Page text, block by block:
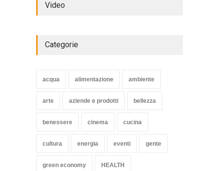
HEALTH 15 Novembre 2014
Video
Categorie
acqua alimentazione ambiente
arte aziende e prodotti bellezza
benessere cinema cucina
cultura energia eventi gente
green economy HEALTH